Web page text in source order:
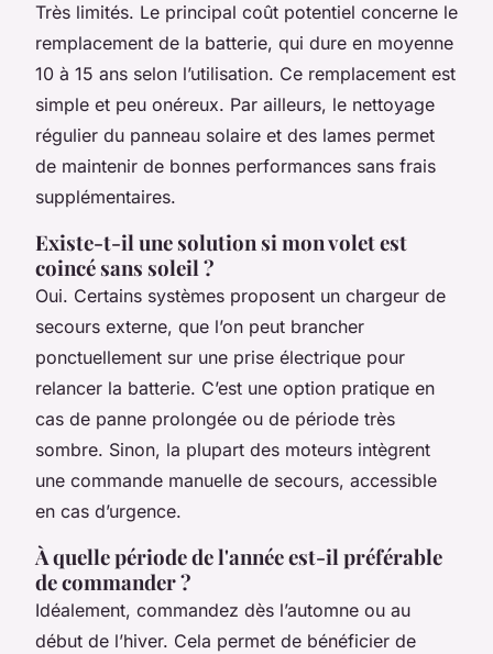
Très limités. Le principal coût potentiel concerne le
remplacement de la batterie, qui dure en moyenne
10 à 15 ans selon l’utilisation. Ce remplacement est
simple et peu onéreux. Par ailleurs, le nettoyage
régulier du panneau solaire et des lames permet
de maintenir de bonnes performances sans frais
supplémentaires.
Existe-t-il une solution si mon volet est
coincé sans soleil ?
Oui. Certains systèmes proposent un chargeur de
secours externe, que l’on peut brancher
ponctuellement sur une prise électrique pour
relancer la batterie. C’est une option pratique en
cas de panne prolongée ou de période très
sombre. Sinon, la plupart des moteurs intègrent
une commande manuelle de secours, accessible
en cas d’urgence.
À quelle période de l'année est-il préférable
de commander ?
Idéalement, commandez dès l’automne ou au
début de l’hiver. Cela permet de bénéficier de